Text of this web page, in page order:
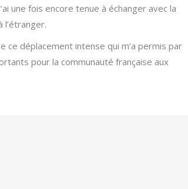
une fois encore tenue à échanger avec la
l’étranger.
déplacement intense qui m’a permis par
pour la communauté française aux